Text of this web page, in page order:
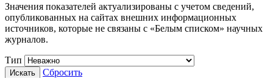
Значения показателей актуализированы с учетом сведений,
опубликованных на сайтах внешних информационных
источников, которые не связаны с «Белым списком» научных
журналов.
Тип
Искать
Сбросить